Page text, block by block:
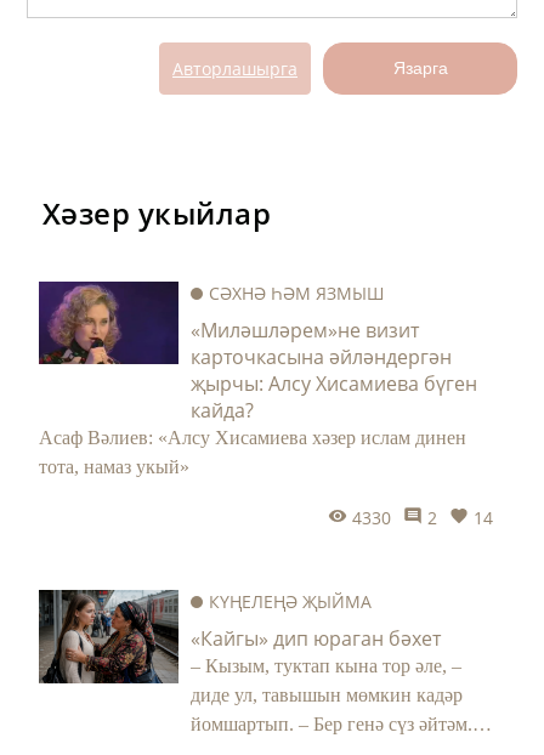
Авторлашырга Язарга
Хәзер укыйлар
СӘХНӘ ҺӘМ ЯЗМЫШ
«Миләшләрем»не визит
карточкасына әйләндергән
җырчы: Алсу Хисамиева бүген
кайда?
Асаф Вәлиев: «Алсу Хисамиева хәзер ислам динен
тота, намаз укый»
4330 2 14
КҮҢЕЛЕҢӘ ҖЫЙМА
«Кайгы» дип юраган бәхет
– Кызым, туктап кына тор әле, –
диде ул, тавышын мөмкин кадәр
йомшартып. – Бер генә сүз әйтәм.